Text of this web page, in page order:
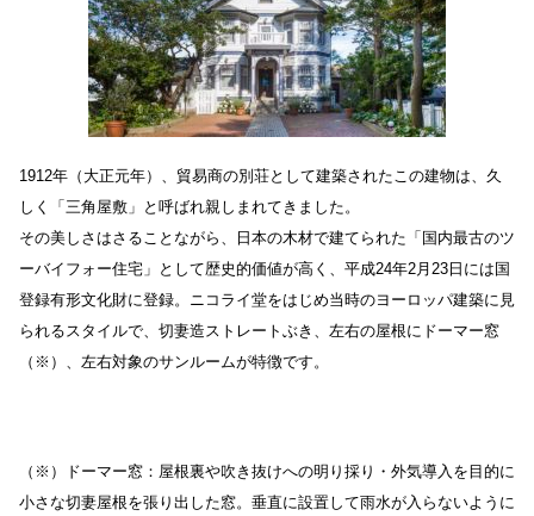
1912年（大正元年）、貿易商の別荘として建築されたこの建物は、久
しく「三角屋敷」と呼ばれ親しまれてきました。
その美しさはさることながら、日本の木材で建てられた「国内最古のツ
ーバイフォー住宅」として歴史的価値が高く、平成24年2月23日には国
登録有形文化財に登録。ニコライ堂をはじめ当時のヨーロッパ建築に見
られるスタイルで、切妻造ストレートぶき、左右の屋根にドーマー窓
（※）、左右対象のサンルームが特徴です。
（※）ドーマー窓：屋根裏や吹き抜けへの明り採り・外気導入を目的に
小さな切妻屋根を張り出した窓。垂直に設置して雨水が入らないように